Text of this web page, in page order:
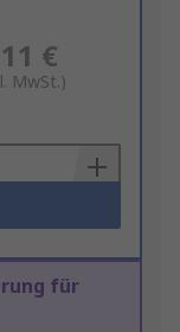
€
MwSt.)
für